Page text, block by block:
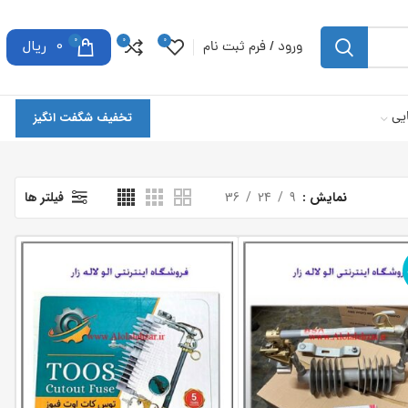
ورود / فرم ثبت نام 0
0
0
0 ریال
تخفیف شگفت انگیز
نمایش 9
24
36 فیلتر ها